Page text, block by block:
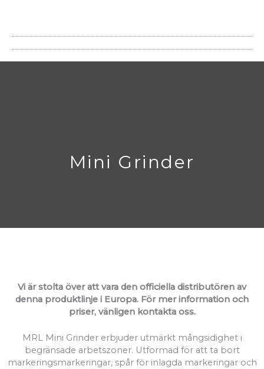
Mini Grinder
Vi är stolta över att vara den officiella distributören av
denna produktlinje i Europa. För mer information och
priser, vänligen kontakta oss.
MRL Mini Grinder erbjuder utmärkt mångsidighet i
begränsade arbetszoner. Utformad för att ta bort
markeringsmarkeringar, spår för inlagda markeringar och